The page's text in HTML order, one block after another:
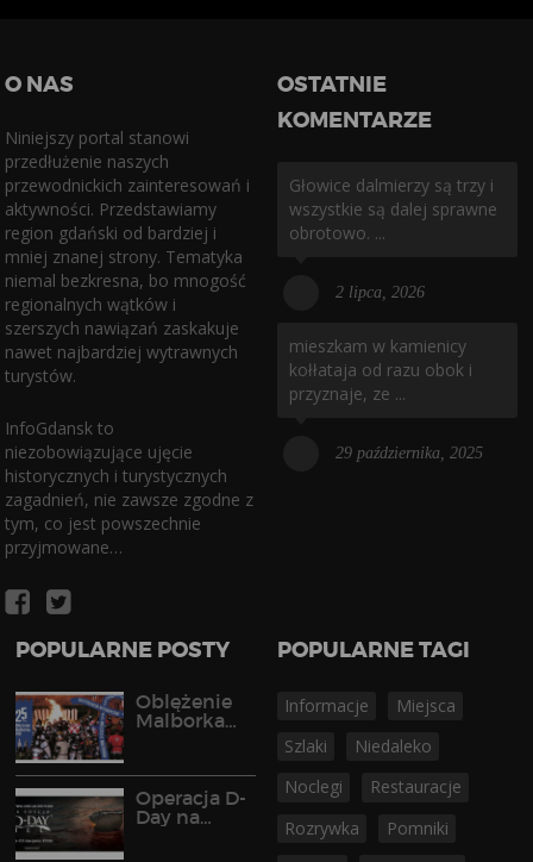
O NAS
Niniejszy portal stanowi
przedłużenie naszych
przewodnickich zainteresowań i
aktywności. Przedstawiamy
region gdański od bardziej i
mniej znanej strony. Tematyka
niemal bezkresna, bo mnogość
regionalnych wątków i
szerszych nawiązań zaskakuje
nawet najbardziej wytrawnych
turystów.
InfoGdansk to
niezobowiązujące ujęcie
historycznych i turystycznych
zagadnień, nie zawsze zgodne z
tym, co jest powszechnie
przyjmowane…
OSTATNIE
KOMENTARZE
Głowice dalmierzy są trzy i
wszystkie są dalej sprawne
obrotowo. ...
2 lipca, 2026
mieszkam w kamienicy
kołłataja od razu obok i
przyznaje, ze ...
29 października, 2025
POPULARNE POSTY
Oblężenie
Malborka
Operacja D-
Day na
POPULARNE TAGI
Informacje
Miejsca
Szlaki
Niedaleko
Noclegi
Restauracje
Rozrywka
Pomniki